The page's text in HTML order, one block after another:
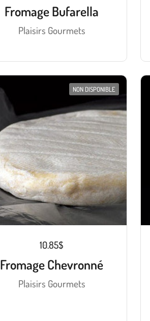
Fromage Bufarella
Plaisirs Gourmets
10.85$
Fromage Chevronné
Plaisirs Gourmets
NON DISPONIBLE